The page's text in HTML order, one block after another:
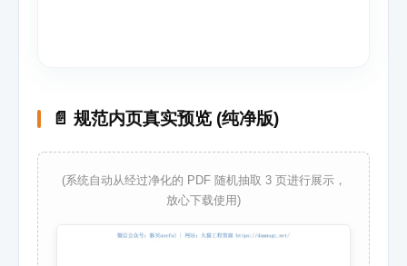
📄 规范内页真实预览 (纯净版)
(系统自动从经过净化的 PDF 随机抽取 3 页进行展示，
放心下载使用)